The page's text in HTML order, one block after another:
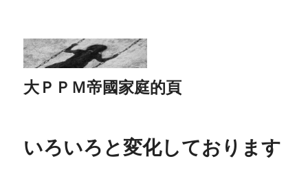
大ＰＰＭ帝國家庭的頁
いろいろと変化しております